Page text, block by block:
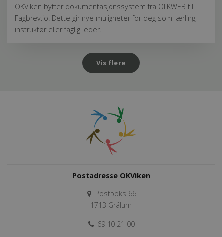
OKViken bytter dokumentasjonssystem fra OLKWEB til
Fagbrev.io. Dette gir nye muligheter for deg som lærling,
instruktør eller faglig leder.
Vis flere
Postadresse OKViken
Postboks 66
1713 Grålum
69 10 21 00